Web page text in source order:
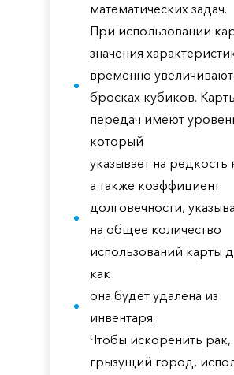
математических задач.
При использовании
значения
временно
бросках кубиков.
передач имеют
который
указывает на редкость
а также коэффициент
долговечности,
на общее количество
использований карты
как
она будет удалена из
инвентаря.
Чтобы искоренить рак,
грызущий город,